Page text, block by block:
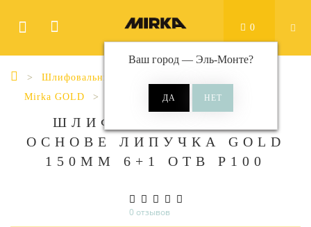
Ваш город — Эль-Монте?
0
Шлифовальные материалы
Mirka GOLD
Gold Ø 150 мм 6+1 отверстий
ШЛИФ МАТ НА БУМ
ОСНОВЕ ЛИПУЧКА GOLD
150ММ 6+1 ОТВ P100
0 отзывов